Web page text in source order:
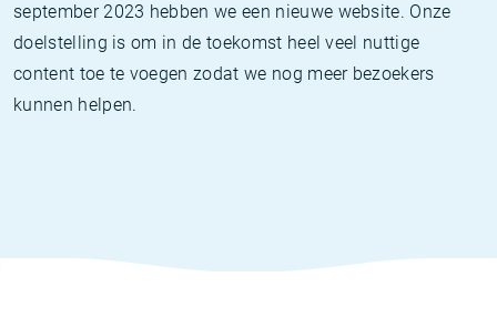
september 2023 hebben we een nieuwe website. Onze
doelstelling is om in de toekomst heel veel nuttige
content toe te voegen zodat we nog meer bezoekers
kunnen helpen.